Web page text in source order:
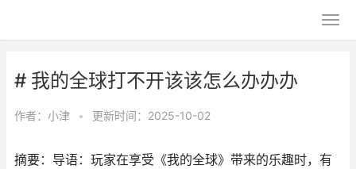
# 我的全球打不开该该怎么办办办
作者： 小津 • 更新时间：2025-10-02
摘要：导语：玩家在享受《我的全球》带来的乐趣时，有